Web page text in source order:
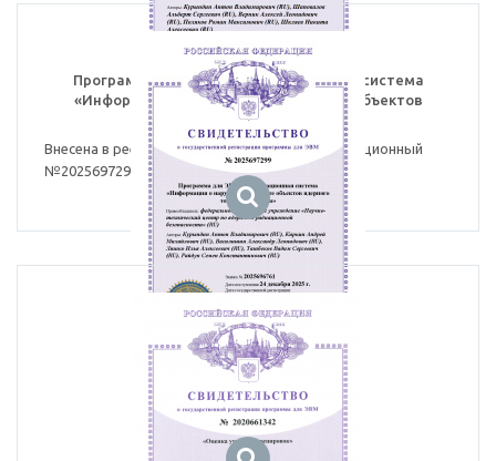
Программа для ЭВМ Информационная система
«Информация о нарушениях в работе объектов
ядерного топливного цикла»
Внесена в реестр программ для ЭВМ, регистрационный
№2025697299 от 24.12.2025.